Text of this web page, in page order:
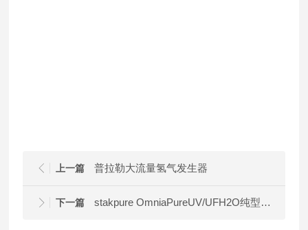
上一篇 普拉勒大流量氢气发生器
下一篇 stakpure OmniaPureUV/UFH2O纯型ASTMⅠ专家